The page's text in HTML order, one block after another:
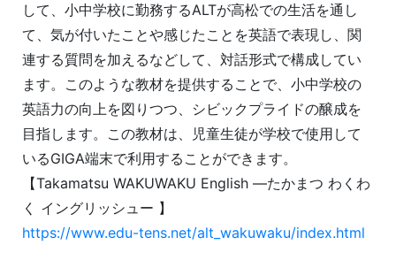
して、小中学校に勤務するALTが高松での生活を通し
て、気が付いたことや感じたことを英語で表現し、関
連する質問を加えるなどして、対話形式で構成してい
ます。このような教材を提供することで、小中学校の
英語力の向上を図りつつ、シビックプライドの醸成を
目指します。この教材は、児童生徒が学校で使用して
いるGIGA端末で利用することができます。
【Takamatsu WAKUWAKU English ―たかまつ わくわ
く イングリッシュー 】
https://www.edu-tens.net/alt_wakuwaku/index.html